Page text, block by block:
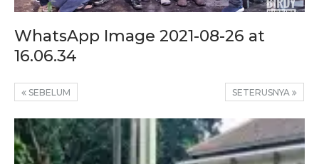
WhatsApp Image 2021-08-26 at
16.06.34
SETERUSNYA
SEBELUM